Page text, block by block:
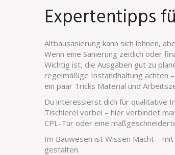
Expertentipps
Altbausanierung kann sich lohnen,
Wenn eine Sanierung zeitlich oder
Wichtig ist, die Ausgaben gut zu
regelmäßige Instandhaltung achten
ein paar Tricks Material und
Du interessierst dich für qualitative
Tischlerei vorbei – hier verbindet
CPL-Tür oder eine
Im Bauwesen ist Wissen Macht –
gestalten.